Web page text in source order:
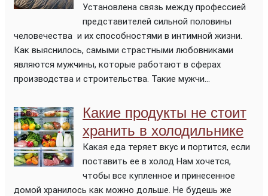
Установлена связь между профессией
представителей сильной половины
человечества и их способностями в интимной жизни.
Как выяснилось, самыми страстными любовниками
являются мужчины, которые работают в сферах
производства и строительства. Такие мужчи...
Какие продукты не стоит
хранить в холодильнике
Какая еда теряет вкус и портится, если
поставить ее в холод Нам хочется,
чтобы все купленное и принесенное
домой хранилось как можно дольше. Не будешь же